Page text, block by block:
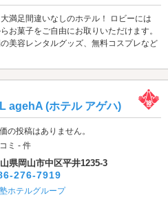
満足間違いなしのホテル！ ロビーには
お菓子をご自由にお取りいただけます。
美容レンタルグッズ、無料コスプレなど
agehA (ホテル アゲハ)
の投稿はありません。
ミ - 件
県岡山市中区平井1235-3
276-7919
ホテルグループ